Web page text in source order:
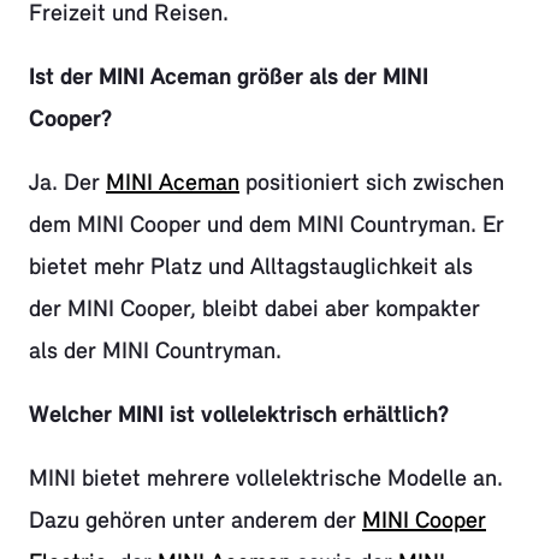
Freizeit und Reisen.
Ist der MINI Aceman größer als der MINI
Cooper?
Ja. Der MINI Aceman positioniert sich zwischen
dem MINI Cooper und dem MINI Countryman. Er
bietet mehr Platz und Alltagstauglichkeit als
der MINI Cooper, bleibt dabei aber kompakter
als der MINI Countryman.
Welcher MINI ist vollelektrisch erhältlich?
MINI bietet mehrere vollelektrische Modelle an.
Dazu gehören unter anderem der MINI Cooper